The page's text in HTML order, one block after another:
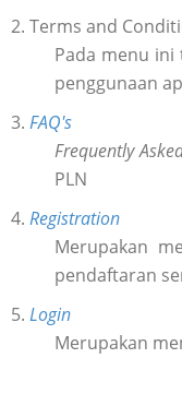
2. Terms and
Pada menu
penggunaan
3. FAQ's
Frequently
PLN
4. Registration
Merupakan
pendaftaran
5. Login
Merupakan